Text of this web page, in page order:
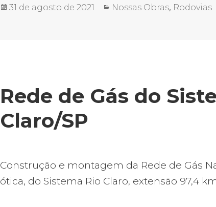
Publicado
31 de agosto de 2021 Categorias
Nossas Obras, Rodovias
Rede de Gás do
Claro/SP
Construção e montagem da Rede de Gás
ótica, do Sistema Rio Claro, extensão 97,4